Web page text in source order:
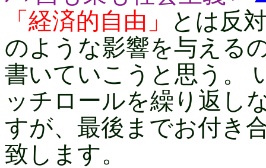
「経済的自由」
とは反
のような影響を与える
書いていこうと思う。
ッチロールを繰り返し
すが、最後までお付き
致します。